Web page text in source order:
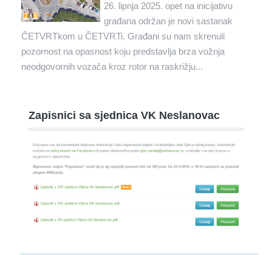
26. lipnja 2025. opet na inicijativu
građana održan je novi sastanak
ČETVRTkom u ČETVRTi. Građani su nam skrenuli
pozornost na opasnost koju predstavlja brza vožnja
neodgovornih vozača kroz rotor na raskrižju...
Zapisnici sa sjednica VK Neslanovac